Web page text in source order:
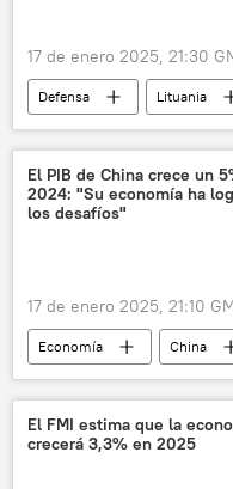
17 de enero 2025, 21:30
Defensa Lituania
OTAN
EEUU
🌍 Europa
Donald
El PIB de China crece un
2024: "Su economía ha
los desafíos"
17 de enero 2025, 21:10
Economía China
📈 Mercados y finanzas
El FMI estima que la
crecerá 3,3% en 2025